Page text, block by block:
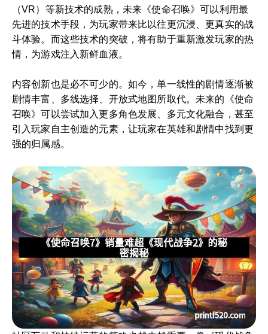
（VR）等新技术的成熟，未来《使命召唤》可以利用最
先进的技术手段，为玩家带来比以往更沉浸、更真实的战
斗体验。而这些技术的突破，将有助于重新激发玩家的热
情，为游戏注入新鲜血液。
内容创新也是必不可少的。如今，单一线性的剧情逐渐被
剧情丰富、多线选择、开放式地图所取代。未来的《使命
召唤》可以尝试加入更多角色发展、多元文化融合，甚至
引入玩家自主创造的元素，让玩家在英雄和剧情中找到更
强的归属感。